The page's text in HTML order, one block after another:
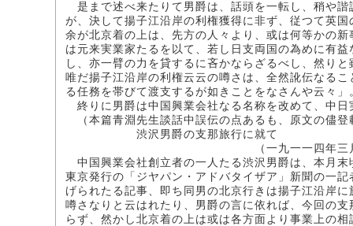
是まで述べ来たりて男爵は、話頭を一転し、稍や
が、決して揚子江沿岸の利権獲得に非ず、従つて英
余が北京着の上は、先方の人々より、或は何等かの
は元来実業家たるを以て、若し日支両国の為めに有
し、亦一臂の力を貸するに吝かならざるべし、然り
唯だ揚子江沿岸の利権云云の噂さは、全然訛伝なる
る任務を帯びて渡支するが如きことをなさんや云々」
終りに男爵は中国興業会社なる名称を改めて、中
（本篇青淵先生談話中誤伝の点あるも、原文の儘登
渋沢男爵の支那旅行に就て
（一九一一四年三月二十五日発行
中国興業会社創立者の一人たる渋沢男爵は、本月
東京発行の「ジヤパン・アドバタイザア」新聞の一
げられたる記事、即ち同男の北京行きは揚子江沿岸
噂さなりと云はれたり、男爵の言に依れば、今回の
らず、然かし北京着の上は或は各方面より事業上の